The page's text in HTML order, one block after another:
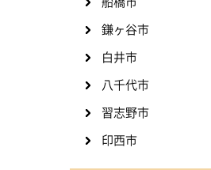
鎌ヶ谷市
白井市
八千代市
習志野市
印西市